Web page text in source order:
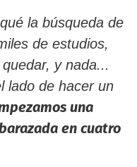
la búsqueda de
de estudios,
y nada...
lado de hacer un
una
en cuatro